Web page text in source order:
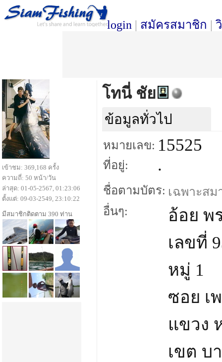
login | สมัครสมาชิก |
โทนี่ ชัย
ข้อมูลทั่วไป
หมายเลข: 15525
ที่อยู่: .
ชื่อตามบัตร: เฉพาะส
อื่นๆ:
อ้อย พ
เลขที่
หมู่ 1
ซอย เ
แขวง
เขต บ
เข้าชม: 369,168 ครั้ง
ความถี่: 50 หน้า/วัน
ล่าสุด: 01-05-2567, 01:23:06
ตั้งแต่: 09-03-2549, 23:10:22
มีสมาชิกติดตาม 390 ท่าน